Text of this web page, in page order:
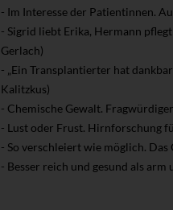
- Im Interesse der Patientinnen.
- Sigrid liebt Erika, Hermann
Gerlach)
- „Ein Transplantierter hat
Kalitzkus)
- Chemische Gewalt.
- Lust oder Frust. Hirnforschung
- So verschleiert wie möglich.
- Besser reich und gesund als